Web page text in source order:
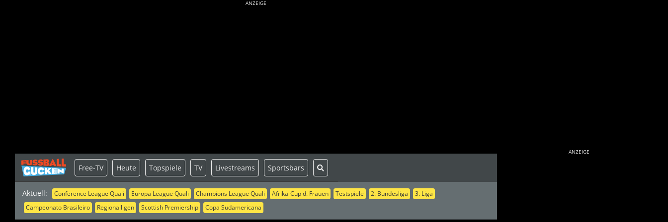
ANZEIGE
Aktuell: Conference League Quali Europa League Quali Champions League Quali Afrika-Cup d. Frauen Testspiele 2. Bundesliga
3. Liga
Campeonato Brasileiro
Regionalligen Scottish Premiership Copa Sudamericana
Free-TV Heute Topspiele TV Livestreams Sportsbars
ANZEIGE